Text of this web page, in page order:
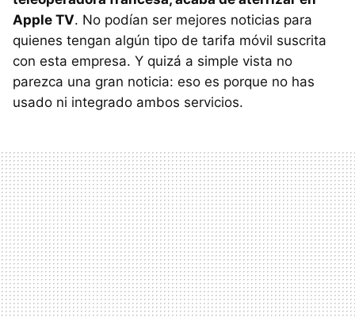
Apple TV. No podían ser mejores noticias para
quienes tengan algún tipo de tarifa móvil suscrita
con esta empresa. Y quizá a simple vista no
parezca una gran noticia: eso es porque no has
usado ni integrado ambos servicios.